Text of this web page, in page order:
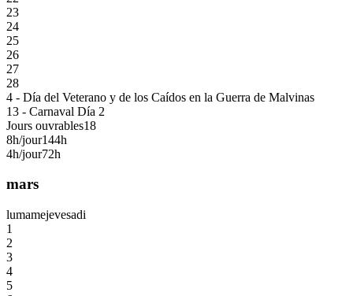
23
24
25
26
27
28
4 - Día del Veterano y de los Caídos en la Guerra de Malvinas
13 - Carnaval Día 2
Jours ouvrables18
8h/jour144h
4h/jour72h
mars
lumamejevesadi
1
2
3
4
5